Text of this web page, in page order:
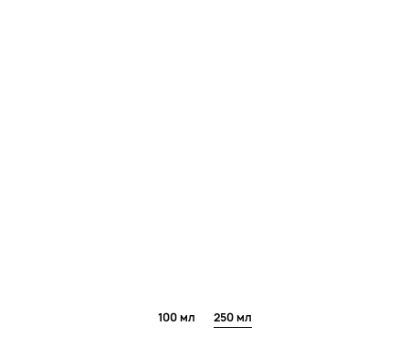
100 мл 250 мл